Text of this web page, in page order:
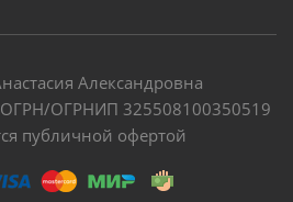
Александровна
ОГРНИП 325508100350519
публичной офертой